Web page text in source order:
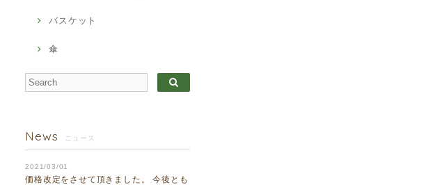
バスケット
傘
News ニュース
2021/03/01
価格改定をさせて頂きました。 今後とも